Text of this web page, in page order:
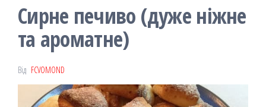
Сирне печиво (дуже ніжне
та ароматне)
Від FCVOMOND